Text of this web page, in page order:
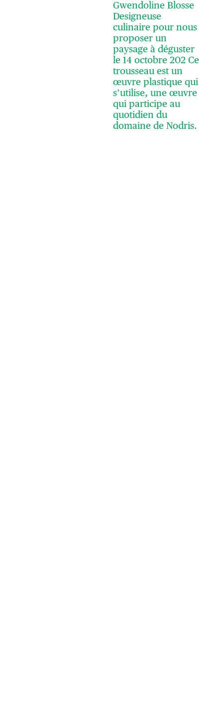
Gwendoline Blosse
Designeuse
culinaire pour nous
proposer un
paysage à déguster
le 14 octobre 202 Ce
trousseau est un
œuvre plastique qui
s’utilise, une œuvre
qui participe au
quotidien du
domaine de Nodris.